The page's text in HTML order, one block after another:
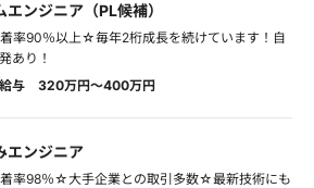
エンジニア（PL候補）
率90％以上☆毎年2桁成長を続けています！自
あり！
与 320万円～400万円
エンジニア
率98％☆大手企業との取引多数☆最新技術にも